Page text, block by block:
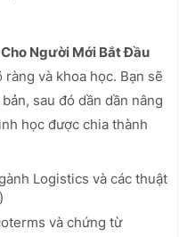
Người Mới Bắt Đầu
và khoa học. Bạn sẽ
sau đó dần dần nâng
học được chia thành
Logistics và các thuật
và chứng từ